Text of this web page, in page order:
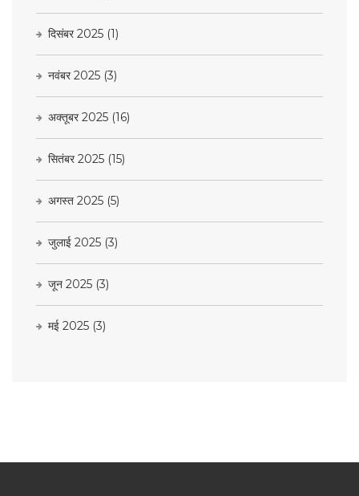
दिसंबर 2025 (1)
नवंबर 2025 (3)
अक्तूबर 2025 (16)
सितंबर 2025 (15)
अगस्त 2025 (5)
जुलाई 2025 (3)
जून 2025 (3)
मई 2025 (3)